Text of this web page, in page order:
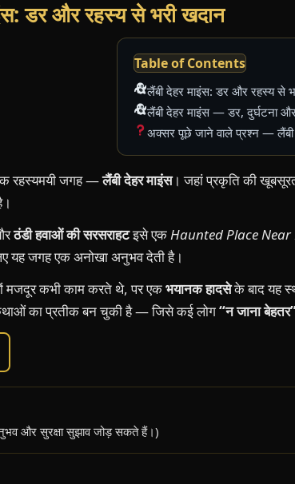
डर और रहस्य से भरी खदान
Table of Contents
लैंबी देहर माइंस: डर और रहस्य से
लैंबी देहर माइंस — डर, दुर्घटना
अक्सर पूछे जाने वाले प्रश्न — लैंबी
रहस्यमयी जगह —लैंबी देहर माइंस। जहां प्रकृति की
ठंडी हवाओं की सरसराहटइसे एक Haunted Place
यह जगह एक अनोखा अनुभव देती है।
मजदूर कभी काम करते थे, पर एकभयानक हादसेके बाद यह
का प्रतीक बन चुकी है — जिसे कई लोग“न जाना
और सुरक्षा सुझाव जोड़ सकते हैं।)